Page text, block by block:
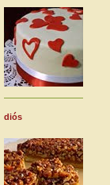
diós